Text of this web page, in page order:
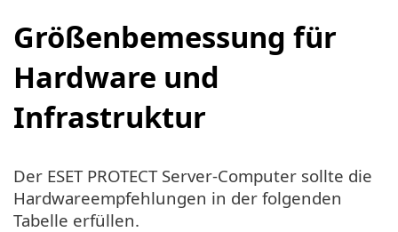
Größenbemessung für
Hardware und
Infrastruktur
Der ESET PROTECT Server-Computer sollte die
Hardwareempfehlungen in der folgenden
Tabelle erfüllen.